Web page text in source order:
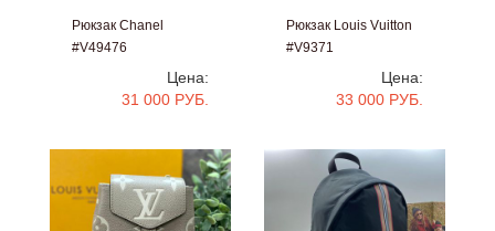
Рюкзак Chanel
#V49476
Цена:
31 000 РУБ.
Рюкзак Louis Vuitton
#V9371
Цена:
33 000 РУБ.